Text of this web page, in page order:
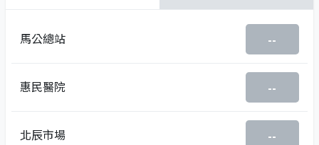
馬公總站 --
惠民醫院 --
北辰市場 --